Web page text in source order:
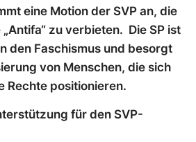
eine Motion der SVP an, die
zu verbieten. Die SP ist
den Faschismus und besorgt
von Menschen, die sich
Rechte positionieren.
für den SVP-